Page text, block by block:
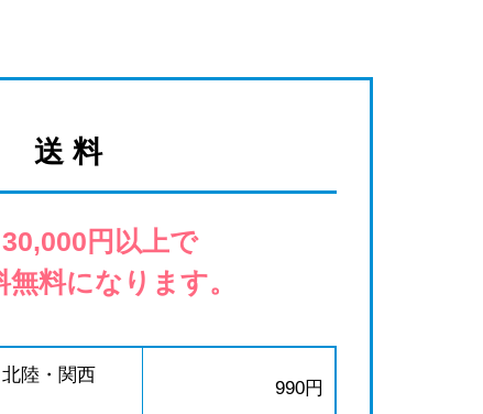
送 料
円以上で
料になります。
陸・関西
990円